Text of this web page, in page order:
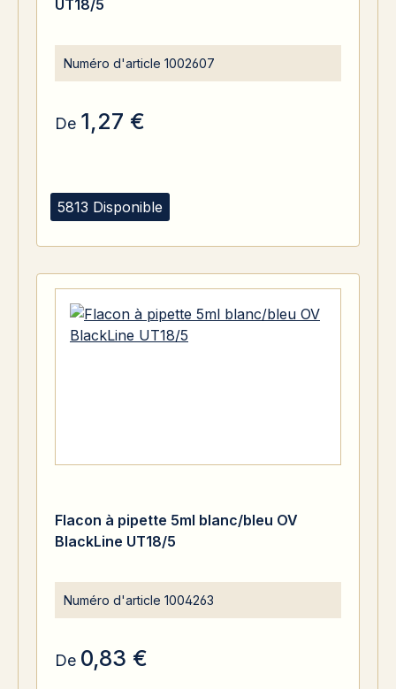
5813 Disponible
UT18/5
Numéro d'article 1002607
De 1,27 €
Flacon à pipette 5ml blanc/bleu OV
BlackLine UT18/5
Numéro d'article 1004263
De 0,83 €